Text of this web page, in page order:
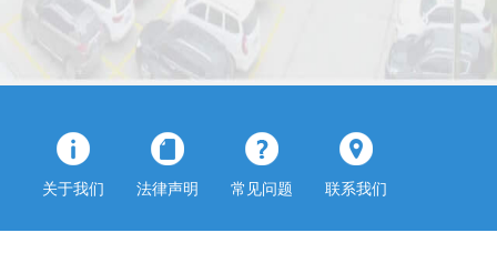
和坚守。在热情而温馨
关于我们 法律声明 常见问题 联系我们